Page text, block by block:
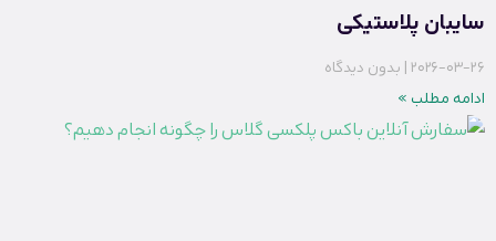
سایبان پلاستیکی
2026-03-26 بدون دیدگاه
ادامه مطلب »